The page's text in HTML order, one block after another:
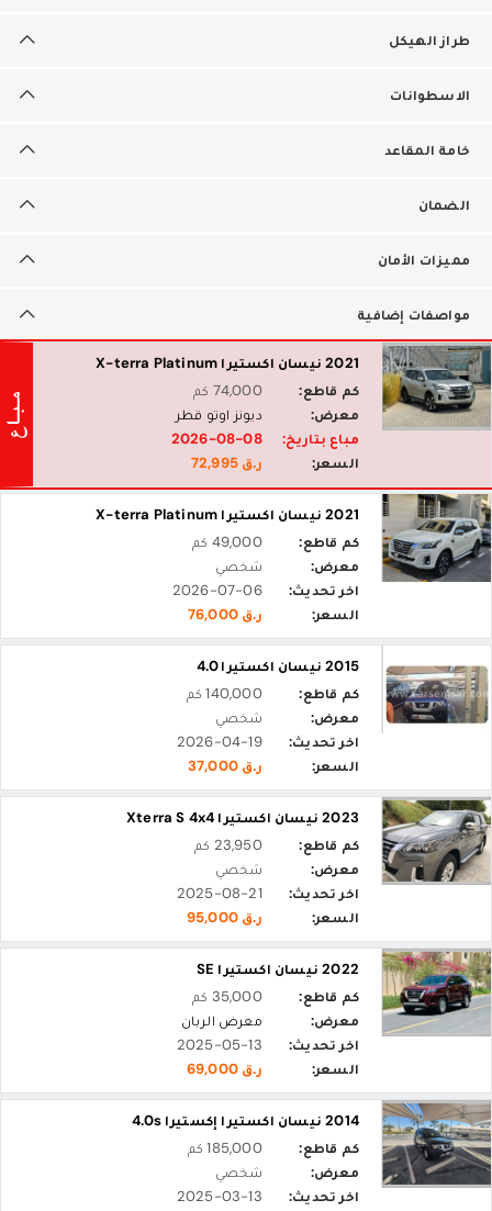
طراز الهيكل
الاسطوانات
خامة المقاعد
الضمان
مميزات الأمان
مواصفات إضافية
2021 نيسان اكستيرا X-terra Platinum
كم قاطع:
74,000 كم
معرض:
ديونز اوتو قطر
مباع بتاريخ:
2026-08-08
السعر:
ر.ق 72,995
2021 نيسان اكستيرا X-terra Platinum
كم قاطع:
49,000 كم
معرض:
شخصي
اخر تحديث:
2026-07-06
السعر:
ر.ق 76,000
2015 نيسان اكستيرا 4.0
كم قاطع:
140,000 كم
معرض:
شخصي
اخر تحديث:
2026-04-19
السعر:
ر.ق 37,000
2023 نيسان اكستيرا Xterra S 4x4
كم قاطع:
23,950 كم
معرض:
شخصي
اخر تحديث:
2025-08-21
السعر:
ر.ق 95,000
2022 نيسان اكستيرا SE
كم قاطع:
35,000 كم
معرض:
معرض الربان
اخر تحديث:
2025-05-13
السعر:
ر.ق 69,000
2014 نيسان اكستيرا إكستيرا 4.0s
كم قاطع:
185,000 كم
معرض:
شخصي
اخر تحديث:
2025-03-13